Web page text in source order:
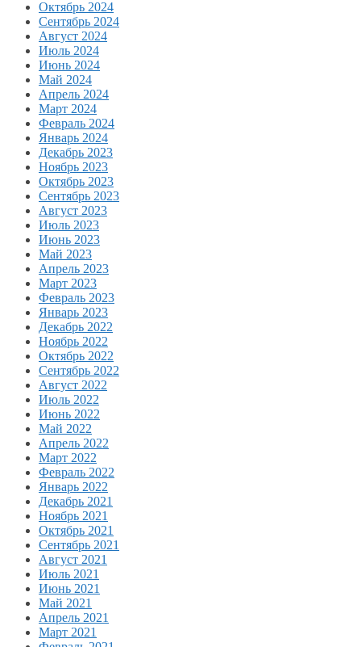
Октябрь 2024
Сентябрь 2024
Август 2024
Июль 2024
Июнь 2024
Май 2024
Апрель 2024
Март 2024
Февраль 2024
Январь 2024
Декабрь 2023
Ноябрь 2023
Октябрь 2023
Сентябрь 2023
Август 2023
Июль 2023
Июнь 2023
Май 2023
Апрель 2023
Март 2023
Февраль 2023
Январь 2023
Декабрь 2022
Ноябрь 2022
Октябрь 2022
Сентябрь 2022
Август 2022
Июль 2022
Июнь 2022
Май 2022
Апрель 2022
Март 2022
Февраль 2022
Январь 2022
Декабрь 2021
Ноябрь 2021
Октябрь 2021
Сентябрь 2021
Август 2021
Июль 2021
Июнь 2021
Май 2021
Апрель 2021
Март 2021